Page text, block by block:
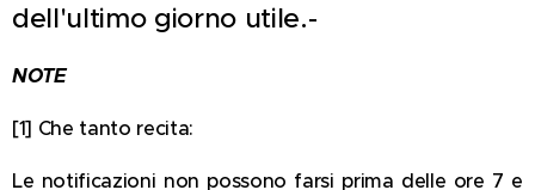
dell'ultimo giorno utile.-
NOTE
[1] Che tanto recita:
Le notificazioni non possono farsi prima delle ore 7 e